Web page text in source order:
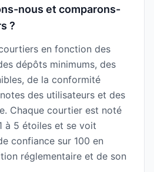
nous et comparons-
?
en fonction des
dépôts minimums, des
de la conformité
des utilisateurs et des
Chaque courtier est noté
à 5 étoiles et se voit
confiance sur 100 en
réglementaire et de son